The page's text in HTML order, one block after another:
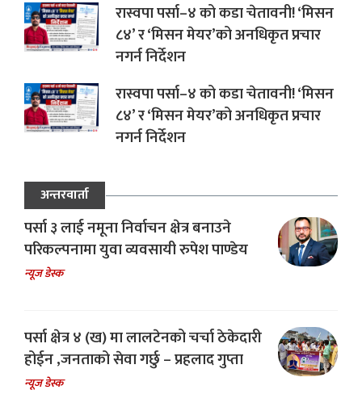
रास्वपा पर्सा–४ को कडा चेतावनी! ‘मिसन
८४’ र ‘मिसन मेयर’को अनधिकृत प्रचार
नगर्न निर्देशन
रास्वपा पर्सा–४ को कडा चेतावनी! ‘मिसन
८४’ र ‘मिसन मेयर’को अनधिकृत प्रचार
नगर्न निर्देशन
अन्तरवार्ता
पर्सा ३ लाई नमूना निर्वाचन क्षेत्र बनाउने
परिकल्पनामा युवा व्यवसायी रुपेश पाण्डेय
न्यूज डेस्क
पर्सा क्षेत्र ४ (ख) मा लालटेनको चर्चा ठेकेदारी
होईन ,जनताको सेवा गर्छु – प्रहलाद गुप्ता
न्यूज डेस्क